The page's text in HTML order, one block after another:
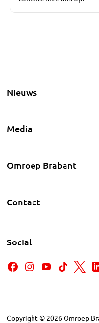
Nieuws
Media
Omroep Brabant
Contact
Social
Copyright © 2026Omroep